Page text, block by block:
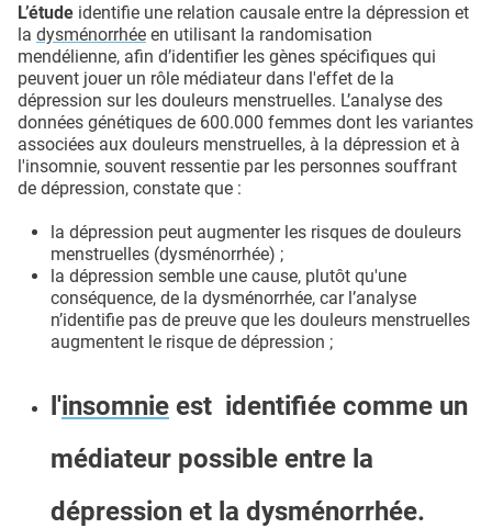
L’étude identifie une relation causale entre la dépression et
la dysménorrhée en utilisant la randomisation
mendélienne, afin d’identifier les gènes spécifiques qui
peuvent jouer un rôle médiateur dans l'effet de la
dépression sur les douleurs menstruelles. L’analyse des
données génétiques de 600.000 femmes dont les variantes
associées aux douleurs menstruelles, à la dépression et à
l'insomnie, souvent ressentie par les personnes souffrant
de dépression, constate que :
la dépression peut augmenter les risques de douleurs
menstruelles (dysménorrhée) ;
la dépression semble une cause, plutôt qu'une
conséquence, de la dysménorrhée, car l’analyse
n’identifie pas de preuve que les douleurs menstruelles
augmentent le risque de dépression ;
l'insomnie est identifiée comme un
médiateur possible entre la
dépression et la dysménorrhée.